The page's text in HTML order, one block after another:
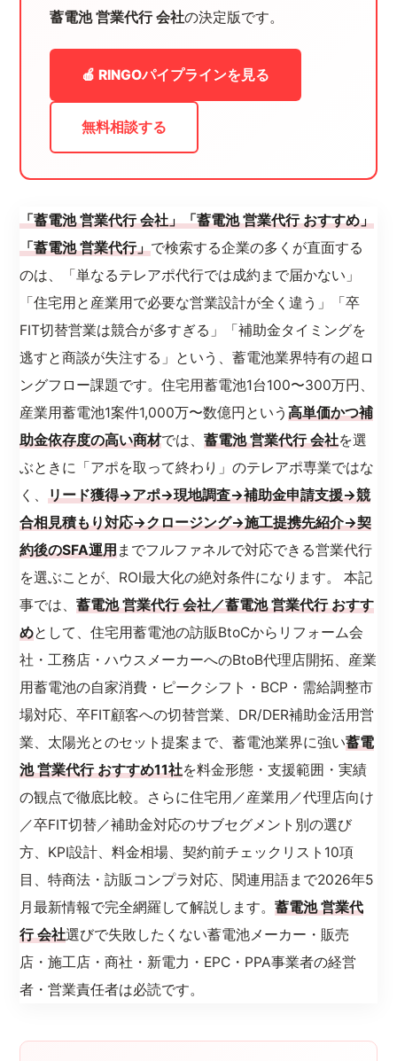
蓄電池 営業代行 会社の決定版です。
🍎 RINGOパイプラインを見る
無料相談する
「蓄電池 営業代行 会社」「蓄電池 営業代行 おすすめ」
「蓄電池 営業代行」で検索する企業の多くが直面する
のは、「単なるテレアポ代行では成約まで届かない」
「住宅用と産業用で必要な営業設計が全く違う」「卒
FIT切替営業は競合が多すぎる」「補助金タイミングを
逃すと商談が失注する」という、蓄電池業界特有の超ロ
ングフロー課題です。住宅用蓄電池1台100〜300万円、
産業用蓄電池1案件1,000万〜数億円という高単価かつ補
助金依存度の高い商材では、蓄電池 営業代行 会社を選
ぶときに「アポを取って終わり」のテレアポ専業ではな
く、リード獲得→アポ→現地調査→補助金申請支援→競
合相見積もり対応→クロージング→施工提携先紹介→契
約後のSFA運用までフルファネルで対応できる営業代行
を選ぶことが、ROI最大化の絶対条件になります。 本記
事では、蓄電池 営業代行 会社／蓄電池 営業代行 おすす
めとして、住宅用蓄電池の訪販BtoCからリフォーム会
社・工務店・ハウスメーカーへのBtoB代理店開拓、産業
用蓄電池の自家消費・ピークシフト・BCP・需給調整市
場対応、卒FIT顧客への切替営業、DR/DER補助金活用営
業、太陽光とのセット提案まで、蓄電池業界に強い蓄電
池 営業代行 おすすめ11社を料金形態・支援範囲・実績
の観点で徹底比較。さらに住宅用／産業用／代理店向け
／卒FIT切替／補助金対応のサブセグメント別の選び
方、KPI設計、料金相場、契約前チェックリスト10項
目、特商法・訪販コンプラ対応、関連用語まで2026年5
月最新情報で完全網羅して解説します。蓄電池 営業代
行 会社選びで失敗したくない蓄電池メーカー・販売
店・施工店・商社・新電力・EPC・PPA事業者の経営
者・営業責任者は必読です。